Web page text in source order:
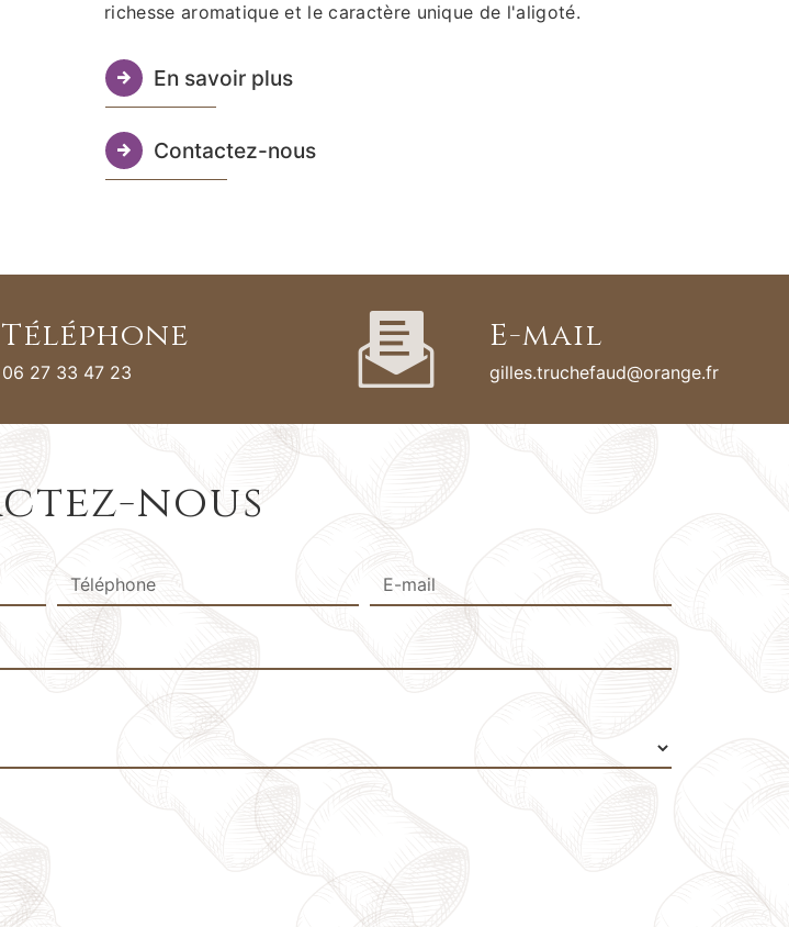
richesse aromatique et le caractère unique de l'aligoté.
En savoir plus
Contactez-nous
Téléphone
06 27 33 47 23
E-mail
gilles.truchefaud@orange.fr
nous